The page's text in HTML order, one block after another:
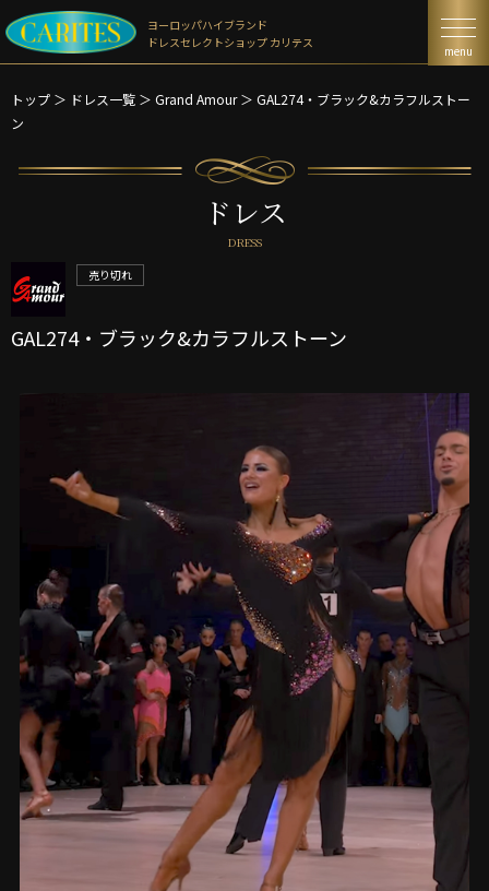
ヨーロッパハイブランド
ドレスセレクトショップ カリテス
menu
トップ ＞ ドレス一覧 ＞ Grand Amour ＞ GAL274・ブラック&カラフルストー
ン
ドレス
DRESS
売り切れ
GAL274・ブラック&カラフルストーン